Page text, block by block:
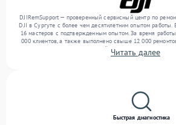
DJIRemSupport — проверенный сервисный центр по
DJI в Сургуте с более чем десятилетним опытом
16 мастеров с подтвержденным опытом. За время
000 клиентов, а также выполнено свыше 12 000
центр поступает от 300 устройств, включая , , . Мы
неисправностей и гарантируем высокое качество
Читать далее
Быстрая диагностика